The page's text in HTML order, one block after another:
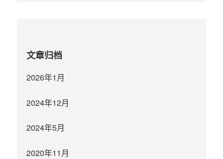
文章归档
2026年1月
2024年12月
2024年5月
2020年11月